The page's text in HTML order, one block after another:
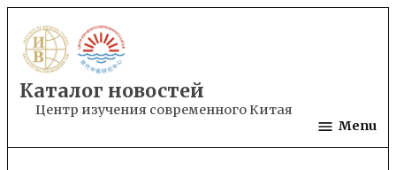
to
content
Каталог новостей
Центр изучения современного Китая
Menu